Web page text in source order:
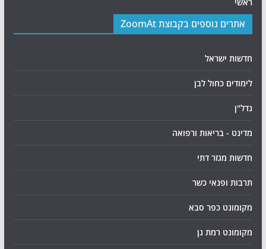
אתרים נוספים בקבוצת ZoomAt
חדשות ישראל
לימודים כחול לבן
נדל"ן
מדינט - בריאות ורפואה
חדשות מגזר דתי
תרבות ופנאי כשר
מקומונט כפר סבא
מקומונט רמת גן